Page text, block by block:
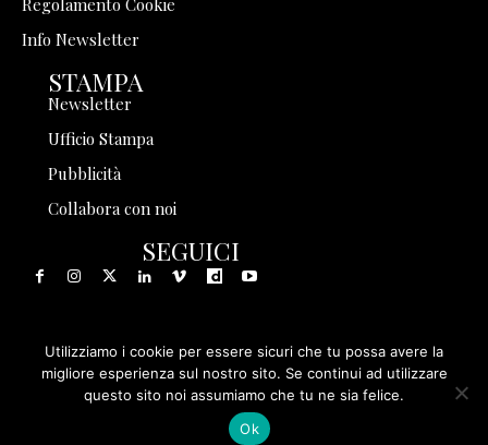
Info Newsletter
STAMPA
Newsletter
Ufficio Stampa
Pubblicità
Collabora con noi
SEGUICI
© 1999 - 2025 Storia in Rete Srl - Tutti i diritti riservati - P.
IVA 08570971005
Utilizziamo i cookie per essere sicuri che tu possa avere la
migliore esperienza sul nostro sito. Se continui ad utilizzare
questo sito noi assumiamo che tu ne sia felice.
Ok